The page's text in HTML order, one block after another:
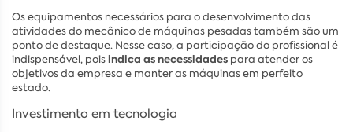
Os equipamentos necessários para o desenvolvimento das
atividades do mecânico de máquinas pesadas também são um
ponto de destaque. Nesse caso, a participação do profissional é
indispensável, poisindica as necessidades para atender os
objetivos da empresa e manter as máquinas em perfeito
estado.
Investimento em tecnologia